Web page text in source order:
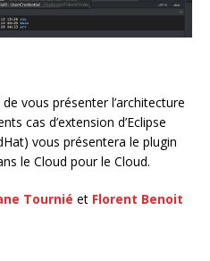
vous présenter l’architecture
cas d’extension d’Eclipse
vous présentera le plugin
le Cloud pour le Cloud.
Tournié et Florent Benoit